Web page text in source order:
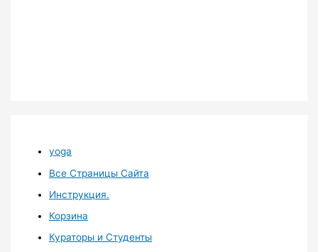
yoga
Все Страницы Сайта
Инструкция.
Корзина
Кураторы и Студенты